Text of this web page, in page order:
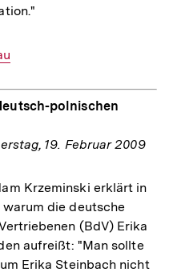
polnischen
19. Februar 2009
Krzeminski erklärt in
die deutsche
(BdV) Erika
aufreißt: "Man sollte
Erika Steinbach nicht